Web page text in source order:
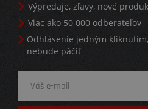
Výpredaje, zľavy, nové
Viac ako 50 000 odberateľov
Odhlásenie jedným
nebude páčiť